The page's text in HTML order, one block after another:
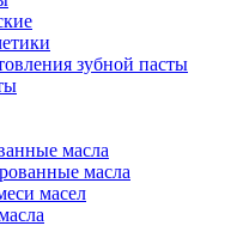
зубной пасты
масла
масла
масел